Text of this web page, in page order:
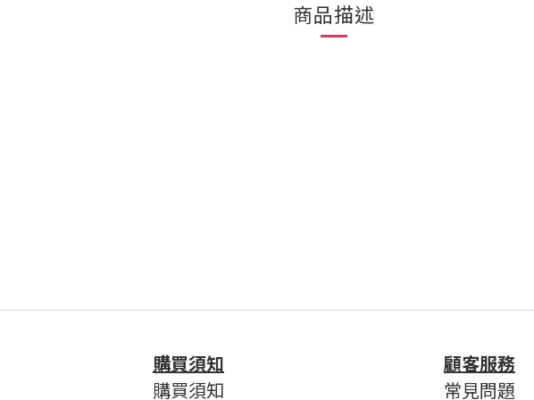
商品描述
購買須知
購買須知
顧客服務
常見問題